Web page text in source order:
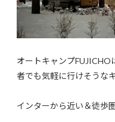
オートキャンプFUJICHO
者でも気軽に行けそうな
インターから近い＆徒歩